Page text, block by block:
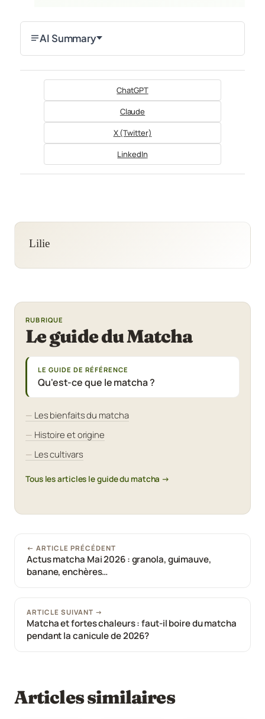
AI Summary
ChatGPT
Claude
X (Twitter)
LinkedIn
Lilie
RUBRIQUE
Le guide du Matcha
LE GUIDE DE RÉFÉRENCE
Qu'est-ce que le matcha ?
Les bienfaits du matcha
Histoire et origine
Les cultivars
Tous les articles le guide du matcha →
← ARTICLE PRÉCÉDENT
Actus matcha Mai 2026 : granola, guimauve,
banane, enchères…
ARTICLE SUIVANT →
Matcha et fortes chaleurs : faut-il boire du matcha
pendant la canicule de 2026?
Articles similaires